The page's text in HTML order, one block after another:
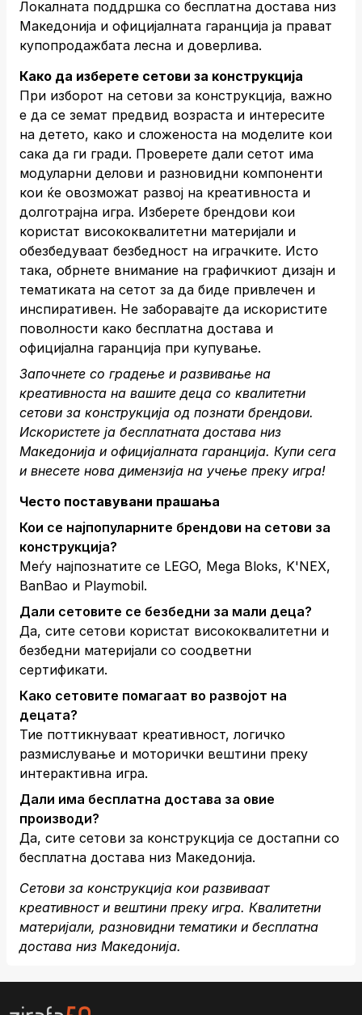
Локалната поддршка со бесплатна достава низ
Македонија и официјалната гаранција ја прават
купопродажбата лесна и доверлива.
Како да изберете сетови за конструкција
При изборот на сетови за конструкција, важно
е да се земат предвид возраста и интересите
на детето, како и сложеноста на моделите кои
сака да ги гради. Проверете дали сетот има
модуларни делови и разновидни компоненти
кои ќе овозможат развој на креативноста и
долготрајна игра. Изберете брендови кои
користат висококвалитетни материјали и
обезбедуваат безбедност на играчките. Исто
така, обрнете внимание на графичкиот дизајн и
тематиката на сетот за да биде привлечен и
инспиративен. Не заборавајте да искористите
поволности како бесплатна достава и
официјална гаранција при купување.
Започнете со градење и развивање на
креативноста на вашите деца со квалитетни
сетови за конструкција од познати брендови.
Искористете ја бесплатната достава низ
Македонија и официјалната гаранција. Купи сега
и внесете нова димензија на учење преку игра!
Често поставувани прашања
Кои се најпопуларните брендови на сетови за
конструкција?
Меѓу најпознатите се LEGO, Mega Bloks, K'NEX,
BanBao и Playmobil.
Дали сетовите се безбедни за мали деца?
Да, сите сетови користат висококвалитетни и
безбедни материјали со соодветни
сертификати.
Како сетовите помагаат во развојот на
децата?
Тие поттикнуваат креативност, логичко
размислување и моторички вештини преку
интерактивна игра.
Дали има бесплатна достава за овие
производи?
Да, сите сетови за конструкција се достапни со
бесплатна достава низ Македонија.
Сетови за конструкција кои развиваат
креативност и вештини преку игра. Квалитетни
материјали, разновидни тематики и бесплатна
достава низ Македонија.